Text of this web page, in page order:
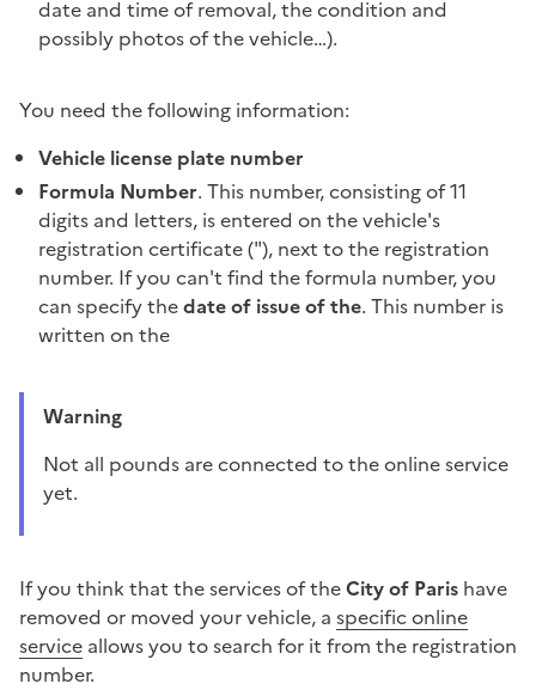
date and time of removal, the condition and
possibly photos of the vehicle…).
You need the following information:
Vehicle license plate number
Formula Number. This number, consisting of 11
digits and letters, is entered on the vehicle's
registration certificate ("), next to the registration
number. If you can't find the formula number, you
can specify thedate of issue of the. This number is
written on the
Warning
Not all pounds are connected to the online service
yet.
If you think that the services of theCity of Paris have
removed or moved your vehicle, a specific online
service allows you to search for it from the registration
number.